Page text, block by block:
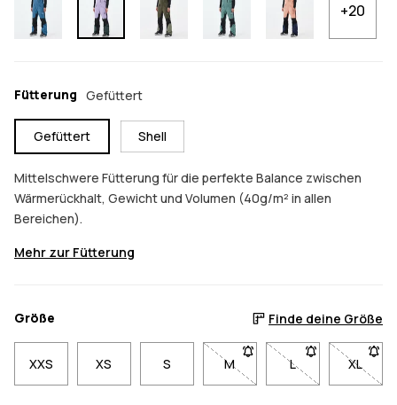
+20
Fütterung Gefüttert
Gefüttert Shell
Mittelschwere Fütterung für die perfekte Balance zwischen
Wärmerückhalt, Gewicht und Volumen (40g/m² in allen
Bereichen).
Mehr zur Fütterung
Größe Finde deine Größe
XXS XS S M- Größe M nicht verfügbar.
L- Größe L nicht
XL
-